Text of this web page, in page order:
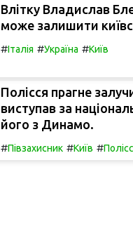
Влітку Владислав
може залишити
#Італія #Україна #Київ
Полісся прагне
виступав за
його з Динамо.
#Півзахисник #Київ #